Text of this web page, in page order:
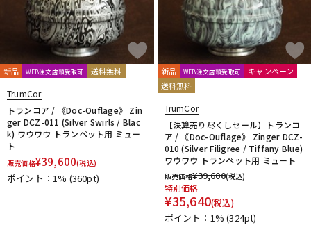
新品 WEB注文店頭受取可 送料無料
TrumCor
トランコア / 《Doc-Ouflage》 Zin
ger DCZ-011 (Silver Swirls / Blac
k) ワウワウ トランペット用 ミュー
ト
販売価格¥39,600(税込)
ポイント：1% (360pt)
新品 WEB注文店頭受取可
キャンペーン
送料無料
TrumCor
【決算売り尽くしセール】トランコ
ア / 《Doc-Ouflage》 Zinger DCZ-
010 (Silver Filigree / Tiffany Blue)
ワウワウ トランペット用 ミュート
販売価格¥39,600(税込)
特別価格
¥35,640(税込)
ポイント：1%(324pt)